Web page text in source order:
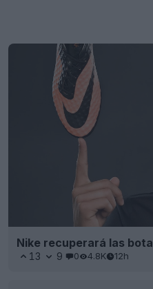
Nike recuperará las
13 9 0 4.8K 12h